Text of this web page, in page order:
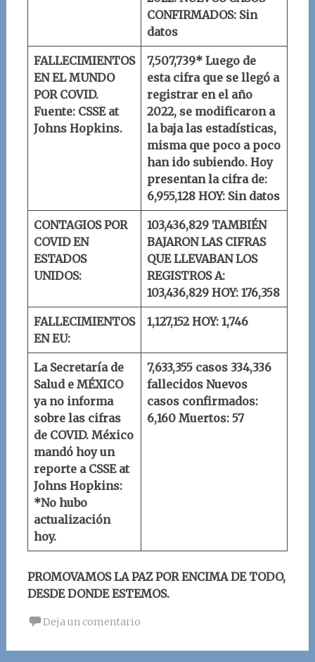
CONFIRMADOS: Sin
datos
FALLECIMIENTOS
EN EL MUNDO
POR COVID.
Fuente: CSSE at
Johns Hopkins.
7,507,739* Luego de
esta cifra que se llegó a
registrar en el año
2022, se modificaron a
la baja las estadísticas,
misma que poco a poco
han ido subiendo. Hoy
presentan la cifra de:
6,955,128 HOY: Sin datos
CONTAGIOS POR
COVID EN
ESTADOS
UNIDOS:
103,436,829 TAMBIÉN
BAJARON LAS CIFRAS
QUE LLEVABAN LOS
REGISTROS A:
103,436,829 HOY: 176,358
FALLECIMIENTOS
EN EU:
1,127,152 HOY: 1,746
La Secretaría de
Salud e MÉXICO
ya no informa
sobre las cifras
de COVID. México
mandó hoy un
reporte a CSSE at
Johns Hopkins:
*No hubo
actualización
hoy.
7,633,355 casos 334,336
fallecidos Nuevos
casos confirmados:
6,160 Muertos: 57
PROMOVAMOS LA PAZ POR ENCIMA DE TODO,
DESDE DONDE ESTEMOS.
Deja un comentario